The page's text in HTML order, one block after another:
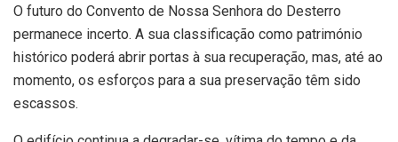
O futuro do Convento de Nossa Senhora do Desterro
permanece incerto. A sua classificação como património
histórico poderá abrir portas à sua recuperação, mas, até ao
momento, os esforços para a sua preservação têm sido
escassos.